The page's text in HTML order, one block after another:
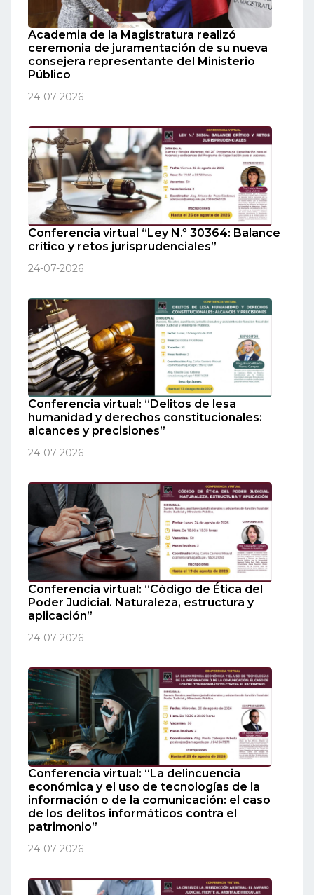
Academia de la Magistratura realizó
ceremonia de juramentación de su nueva
consejera representante del Ministerio
Público
24-07-2026
Conferencia virtual “Ley N.º 30364: Balance
crítico y retos jurisprudenciales”
24-07-2026
Conferencia virtual: “Delitos de lesa
humanidad y derechos constitucionales:
alcances y precisiones”
24-07-2026
Conferencia virtual: “Código de Ética del
Poder Judicial. Naturaleza, estructura y
aplicación”
24-07-2026
Conferencia virtual: “La delincuencia
económica y el uso de tecnologías de la
información o de la comunicación: el caso
de los delitos informáticos contra el
patrimonio”
24-07-2026